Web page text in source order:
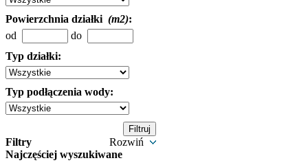
Powierzchnia działki (m2):
od
do
Typ działki:
Typ podłączenia wody:
Filtry
Rozwiń
Najczęściej wyszukiwane